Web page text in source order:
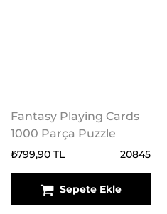
Fantasy Playing Cards
1000 Parça Puzzle
₺799,90 TL 20845
Sepete Ekle